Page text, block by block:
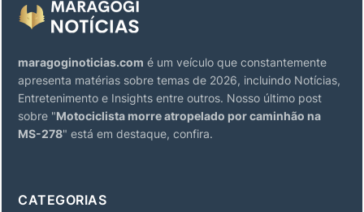
maragoginoticias.com é um veículo que constantemente
apresenta matérias sobre temas de 2026, incluindo Notícias,
Entretenimento e Insights entre outros. Nosso último post
sobre "Motociclista morre atropelado por caminhão na
MS-278" está em destaque, confira.
CATEGORIAS